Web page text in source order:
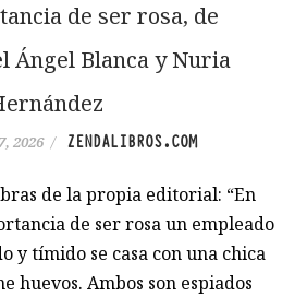
de ser rosa, de
Ángel Blanca y Nuria
2026 / ZENDALIBROS.COM
de la propia editorial: “En
de ser rosa un empleado
y tímido se casa con una chica
huevos. Ambos son espiados